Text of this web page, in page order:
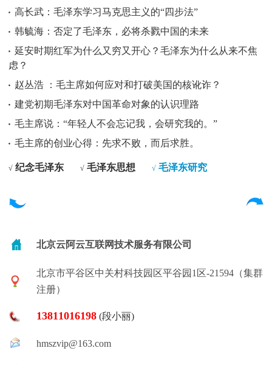
高长武：毛泽东学习马克思主义的“四步法”
韩毓海：否定了毛泽东，必将杀戮中国的未来
延安时期红军为什么又穷又开心？毛泽东为什么从来不焦
虑？
赵丛浩 ：毛主席如何应对和打破美国的核讹诈？
建党初期毛泽东对中国革命对象的认识理路
毛主席说：“年轻人不会忘记我，会研究我的。”
毛主席的创业心得：先求不败，而后求胜。
√ 纪念毛泽东 √ 毛泽东思想 √ 毛泽东研究
北京云阿云互联网技术服务有限公司
北京市平谷区中关村科技园区平谷园1区-21594（集群
注册）
13811016198 (段小丽)
hmszvip@163.com